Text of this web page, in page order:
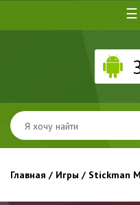
☰
Главная / Игры / Stickman